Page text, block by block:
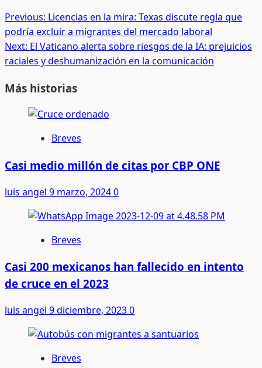
Post
navigation
Previous: Licencias en la mira: Texas discute regla que
podría excluir a migrantes del mercado laboral
Next: El Vaticano alerta sobre riesgos de la IA: prejuicios
raciales y deshumanización en la comunicación
Más historias
Breves
Casi medio millón de citas por CBP ONE
luis angel 9 marzo, 20240
Breves
Casi 200 mexicanos han fallecido en intento
de cruce en el 2023
luis angel 9 diciembre, 20230
Breves